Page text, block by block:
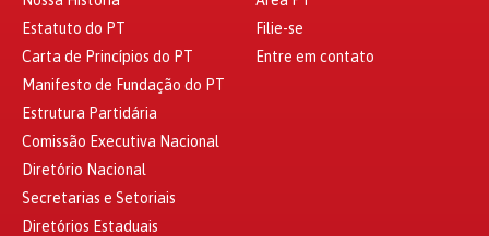
Estatuto do PT
Carta de Princípios do PT
Manifesto de Fundação do PT
Estrutura Partidária
Comissão Executiva Nacional
Diretório Nacional
Secretarias e Setoriais
Diretórios Estaduais
Filie-se
Entre em contato